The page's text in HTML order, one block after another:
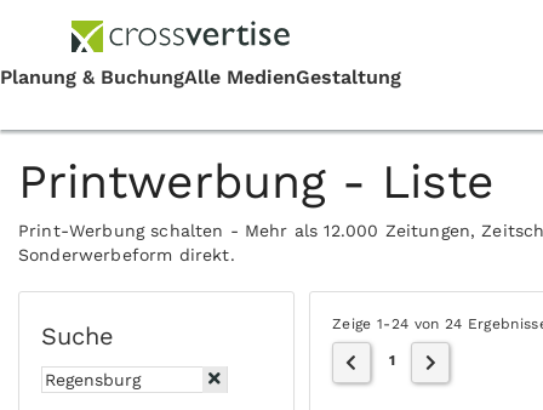
Printwerbung - Liste
Print-Werbung schalten - Mehr als 12.000 Zeitungen,
Sonderwerbeform direkt.
Suche Zeige 1-24 von 24
1